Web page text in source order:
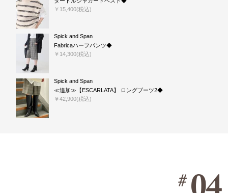
￥15,400(税込)
Spick and Span
Fabricaハーフパンツ◆
￥14,300(税込)
Spick and Span
≪追加≫【ESCARLATA】 ロングブーツ2◆
￥42,900(税込)